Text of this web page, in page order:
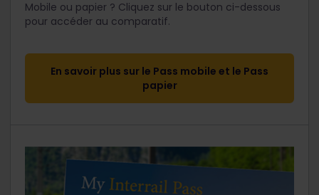
Mobile ou papier ? Cliquez sur le bouton ci-dessous
pour accéder au comparatif.
En savoir plus sur le Pass mobile et le Pass
papier